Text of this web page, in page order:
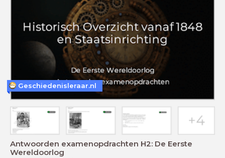
Antwoorden examenopdrachten H2: De Eerste
Wereldoorlog
Geschiedenisleraar.nl